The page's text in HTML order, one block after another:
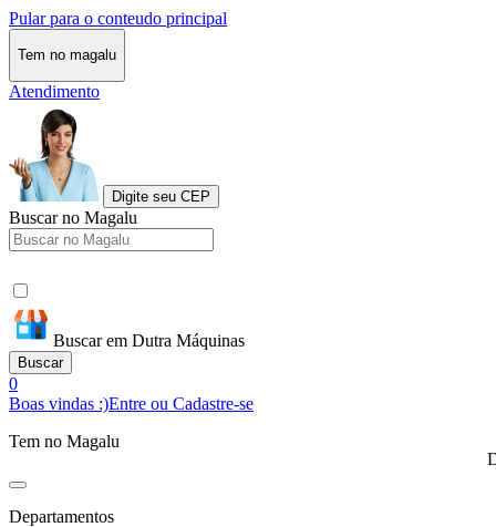
Pular para o conteudo principal
Tem no magalu
Atendimento
Digite seu CEP
Buscar no Magalu
Buscar em Dutra Máquinas
Buscar
0
Boas vindas :)Entre ou Cadastre-se
Tem no Magalu
Departamentos